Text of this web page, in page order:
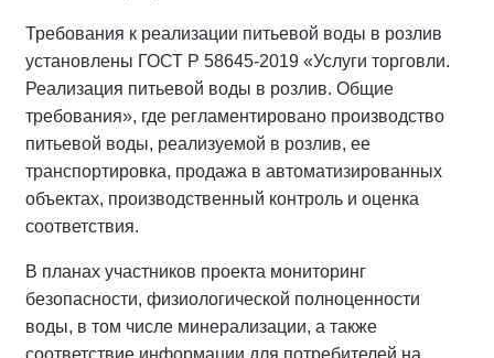
Требования к реализации питьевой воды в розлив
установлены ГОСТ Р 58645-2019 «Услуги торговли.
Реализация питьевой воды в розлив. Общие
требования», где регламентировано производство
питьевой воды, реализуемой в розлив, ее
транспортировка, продажа в автоматизированных
объектах, производственный контроль и оценка
соответствия.
В планах участников проекта мониторинг
безопасности, физиологической полноценности
воды, в том числе минерализации, а также
соответствие информации для потребителей на